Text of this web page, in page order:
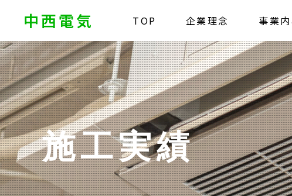
中西電気 TOP 企業理念 事業
施工実績